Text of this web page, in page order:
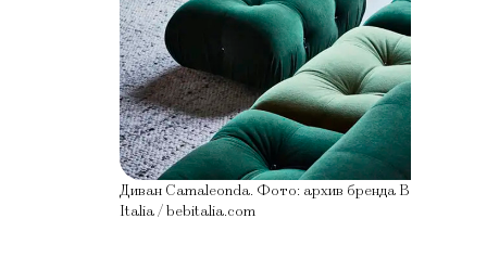
Диван Camaleonda. Фото: архив бренда B&B
Italia / bebitalia.com